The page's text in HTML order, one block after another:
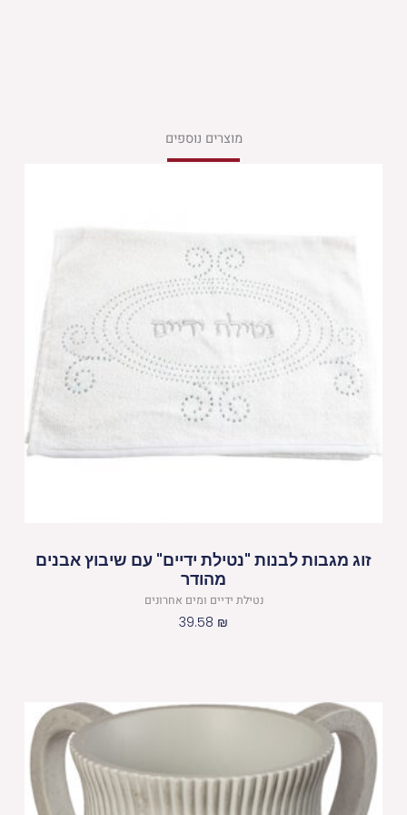
מוצרים נוספים
זוג מגבות לבנות "נטילת ידיים" עם שיבוץ אבנים
מהודר
נטילת ידיים ומים אחרונים
39.58 ₪